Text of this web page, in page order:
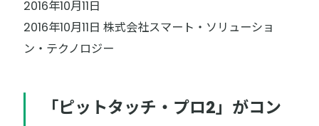
2016年10月11日
2016年10月11日 株式会社スマート・ソリューショ
ン・テクノロジー
「ピットタッチ・プロ2」がコン